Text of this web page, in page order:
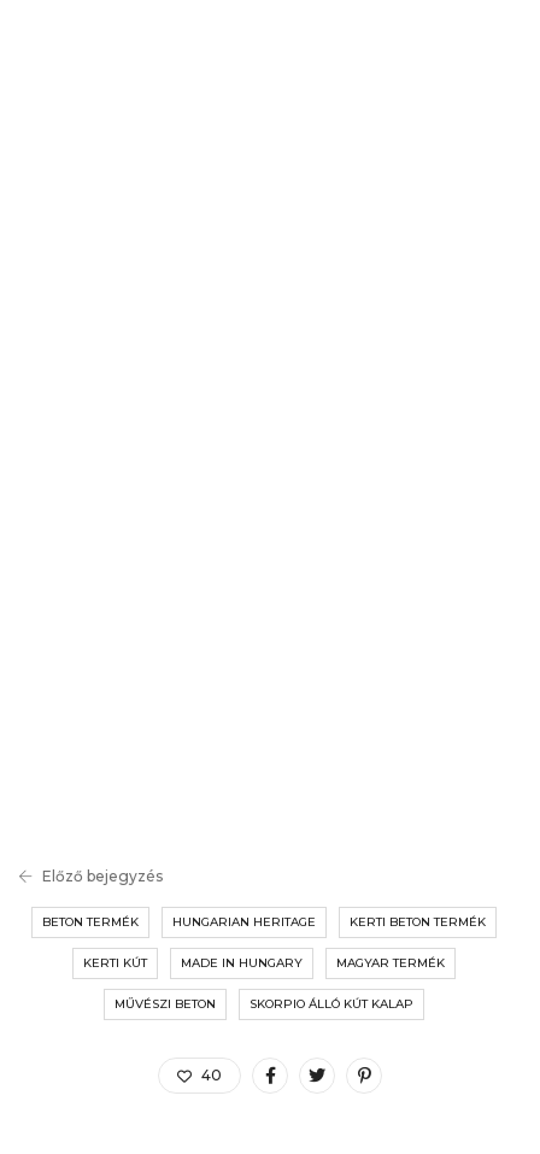
Előző bejegyzés
BETON TERMÉK HUNGARIAN HERITAGE KERTI BETON TERMÉK
KERTI KÚT MADE IN HUNGARY MAGYAR TERMÉK
MŰVÉSZI BETON SKORPIO ÁLLÓ KÚT KALAP
40